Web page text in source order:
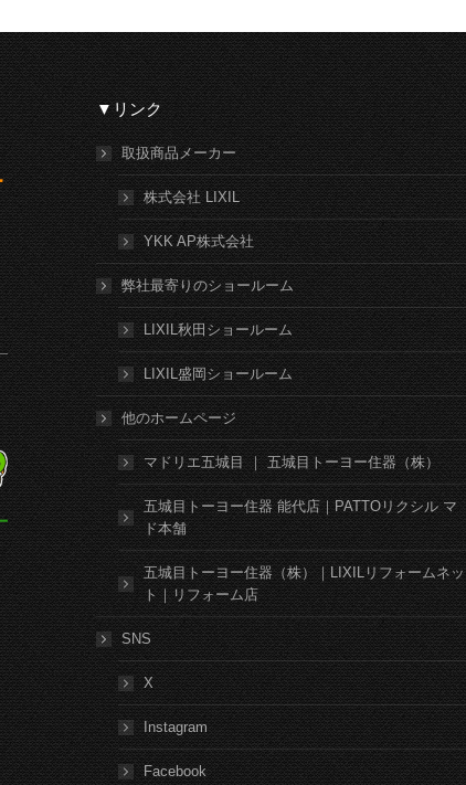
▼リンク
取扱商品メーカー
株式会社 LIXIL
YKK AP株式会社
弊社最寄りのショールーム
LIXIL秋田ショールーム
LIXIL盛岡ショールーム
他のホームページ
マドリエ五城目 ｜ 五城目トーヨー住器（株）
五城目トーヨー住器 能代店｜PATTOリクシル マ
ド本舗
五城目トーヨー住器（株）｜LIXILリフォームネッ
ト｜リフォーム店
SNS
X
Instagram
Facebook